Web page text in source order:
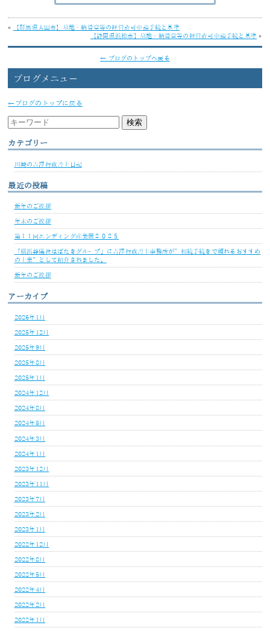
«
【群馬県太田市】墓地・納骨堂等の経営許可申請手続と基準
【静岡県浜松市】墓地・納骨堂等の経営許可申請手続と基準 »
← ブログのトップへ戻る
ブログメニュー
←ブログのトップに戻る
カテゴリー
川崎の吉澤行政書士日記
最近の投稿
新年のご挨拶
年末のご挨拶
第１１回エンディング産業展２０２５
「横浜葬儀社はばたきグループ」に吉澤行政書士事務所が”相続手続きで頼れるおすすめ
の士業”として紹介されました。
新年のご挨拶
アーカイブ
2026年1月
2025年12月
2025年9月
2025年8月
2025年1月
2024年12月
2024年8月
2024年5月
2024年3月
2024年1月
2023年12月
2023年11月
2023年7月
2023年2月
2023年1月
2022年12月
2022年8月
2022年5月
2022年4月
2022年2月
2022年1月